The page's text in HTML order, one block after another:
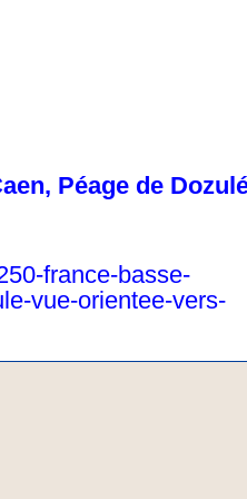
Péage de
france-basse-
vue-orientee-vers-